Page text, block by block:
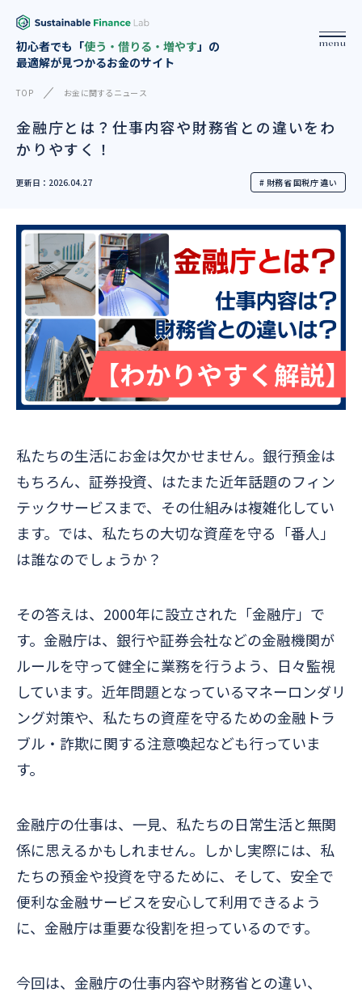
初心者でも「使う・借りる・増やす」の
最適解が見つかるお金のサイト
menu
TOP お金に関するニュース
金融庁とは？仕事内容や財務省との違いをわ
かりやすく！
更新日：2026.04.27 # 財務省 国税庁 違い
私たちの生活にお金は欠かせません。銀行預金は
もちろん、証券投資、はたまた近年話題のフィン
テックサービスまで、その仕組みは複雑化してい
ます。では、私たちの大切な資産を守る「番人」
は誰なのでしょうか？
その答えは、2000年に設立された「金融庁」で
す。金融庁は、銀行や証券会社などの金融機関が
ルールを守って健全に業務を行うよう、日々監視
しています。近年問題となっているマネーロンダリ
ング対策や、私たちの資産を守るための金融トラ
ブル・詐欺に関する注意喚起なども行っていま
す。
金融庁の仕事は、一見、私たちの日常生活と無関
係に思えるかもしれません。しかし実際には、私
たちの預金や投資を守るために、そして、安全で
便利な金融サービスを安心して利用できるよう
に、金融庁は重要な役割を担っているのです。
今回は、金融庁の仕事内容や財務省との違い、